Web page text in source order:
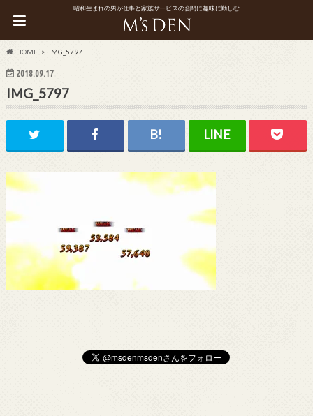
昭和生まれの男が仕事と家族サービスの合間に趣味に勤しむ
HOME IMG_5797
2018.09.17
IMG_5797